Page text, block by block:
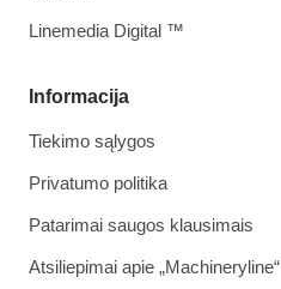
Informacija
Tiekimo sąlygos
Privatumo politika
Patarimai saugos klausimais
Atsiliepimai apie „Machineryline“
Linemedia Digital ™